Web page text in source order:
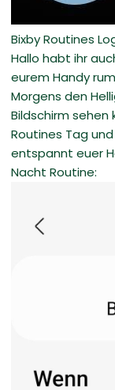
Bixby Routines
Hallo habt ihr
eurem Handy
Morgens den
Bildschirm sehen
Routines Tag
entspannt euer
Nacht Routine: